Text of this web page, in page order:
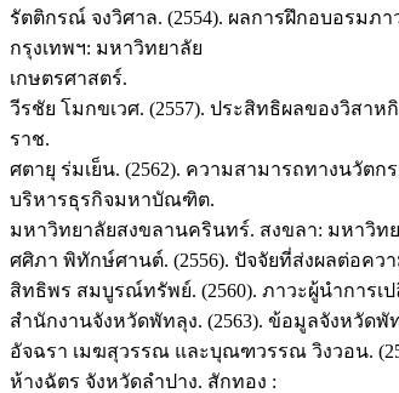
รัตติกรณ์ จงวิศาล. (2554). ผลการฝึกอบอรม
กรุงเทพฯ: มหาวิทยาลัย
เกษตรศาสตร์.
วีรชัย โมกขเวศ. (2557). ประสิทธิผลของวิส
ราช.
ศตายุ ร่มเย็น. (2562). ความสามารถทางนวั
บริหารธุรกิจมหาบัณฑิต.
มหาวิทยาลัยสงขลานครินทร์. สงขลา: มหาวิท
ศศิภา พิทักษ์ศานต์. (2556). ปัจจัยที่ส่งผลต่อคว
สิทธิพร สมบูรณ์ทรัพย์. (2560). ภาวะผู้นำการ
สำนักงานจังหวัดพัทลุง. (2563). ข้อมูลจังหวัดพัท
อัจฉรา เมฆสุวรรณ และบุณฑวรรณ วิงวอน.
ห้างฉัตร จังหวัดลำปาง. สักทอง :